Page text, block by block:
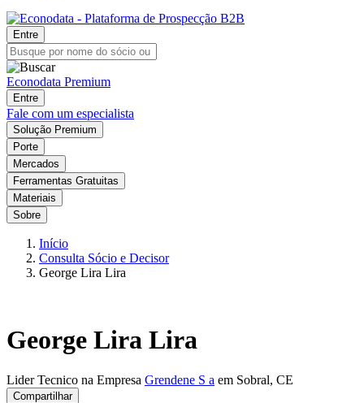
Entre
Econodata Premium
Entre
Fale com um especialista
Solução Premium
Porte
Mercados
Ferramentas Gratuitas
Materiais
Sobre
Início
Consulta Sócio e Decisor
George Lira Lira
George Lira Lira
Lider Tecnico na Empresa Grendene S a em Sobral, CE
Compartilhar